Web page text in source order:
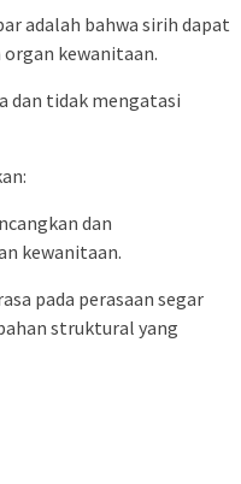
adalah bahwa sirih dapat
kewanitaan.
dan tidak mengatasi
dan
kewanitaan.
pada perasaan segar
struktural yang